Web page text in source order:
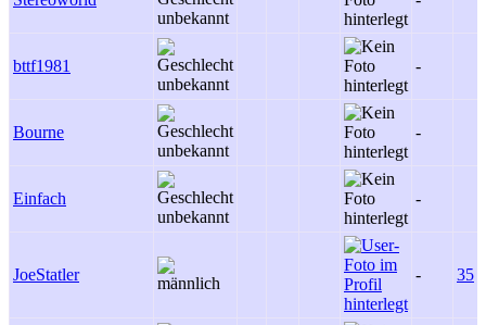
bttf1981 -
Bourne -
Einfach -
JoeStatler - 35